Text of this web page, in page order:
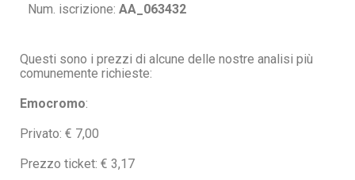
Num. iscrizione: AA_063432
Questi sono i prezzi di alcune delle nostre analisi più
comunemente richieste:
Emocromo:
Privato: € 7,00
Prezzo ticket: € 3,17